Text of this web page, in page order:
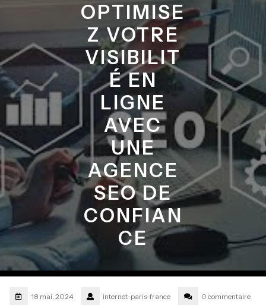
OPTIMISE
Z VOTRE
VISIBILIT
É EN
LIGNE
AVEC
UNE
AGENCE
SEO DE
CONFIAN
CE
18 mai, 2024 internet-paris-france 0 commentaire